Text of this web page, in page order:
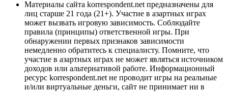
Материалы сайта korrespondent.net предназначены для
лиц старше 21 года (21+). Участие в азартных играх
может вызвать игровую зависимость. Соблюдайте
правила (принципы) ответственной игры. При
обнаружении первых признаков зависимости
немедленно обратитесь к специалисту. Помните, что
участие в азартных играх не может являться источником
доходов или альтернативой работе. Информационный
ресурс korrespondent.net не проводит игры на реальные
и/или виртуальные деньги, сайт не принимает ни в